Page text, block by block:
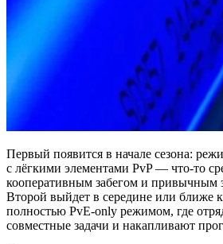
Первый появится в начале сезона:
с лёгкими элементами PvP — что-то
кооперативным забегом и привычным
Второй выйдет в середине или ближе к
полностью PvE-only режимом, где
совместные задачи и накапливают